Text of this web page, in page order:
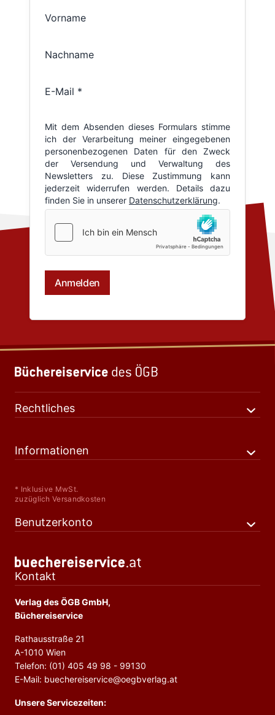
Rechtliches
Informationen
* Inklusive MwSt.
zuzüglich Versandkosten
Benutzerkonto
Kontakt
Verlag des ÖGB GmbH,
Büchereiservice
Rathausstraße 21
A-1010 Wien
Telefon: (01) 405 49 98 - 99130
E-Mail: buechereiservice@oegbverlag.at
Unsere Servicezeiten: